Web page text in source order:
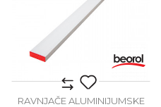
RAVNJAČE ALUMINIJUMSKE